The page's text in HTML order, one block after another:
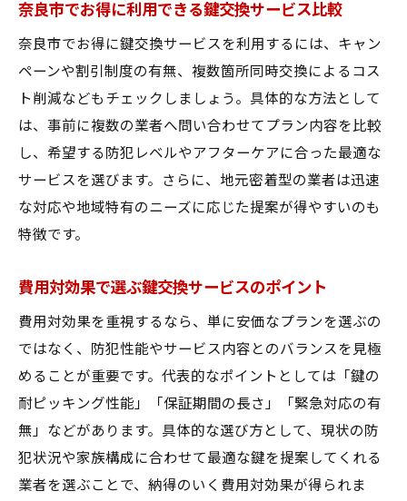
奈良市でお得に利用できる鍵交換サービス比較
奈良市でお得に鍵交換サービスを利用するには、キャン
ペーンや割引制度の有無、複数箇所同時交換によるコス
ト削減などもチェックしましょう。具体的な方法として
は、事前に複数の業者へ問い合わせてプラン内容を比較
し、希望する防犯レベルやアフターケアに合った最適な
サービスを選びます。さらに、地元密着型の業者は迅速
な対応や地域特有のニーズに応じた提案が得やすいのも
特徴です。
費用対効果で選ぶ鍵交換サービスのポイント
費用対効果を重視するなら、単に安価なプランを選ぶの
ではなく、防犯性能やサービス内容とのバランスを見極
めることが重要です。代表的なポイントとしては「鍵の
耐ピッキング性能」「保証期間の長さ」「緊急対応の有
無」などがあります。具体的な選び方として、現状の防
犯状況や家族構成に合わせて最適な鍵を提案してくれる
業者を選ぶことで、納得のいく費用対効果が得られま